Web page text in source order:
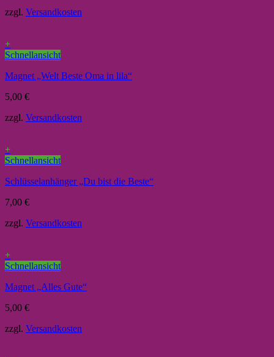
zzgl. Versandkosten
+
Schnellansicht
Magnet „Welt Beste Oma in lila“
5,00 €
zzgl. Versandkosten
+
Schnellansicht
Schlüsselanhänger „Du bist die Beste“
7,00 €
zzgl. Versandkosten
+
Schnellansicht
Magnet „Alles Gute“
5,00 €
zzgl. Versandkosten